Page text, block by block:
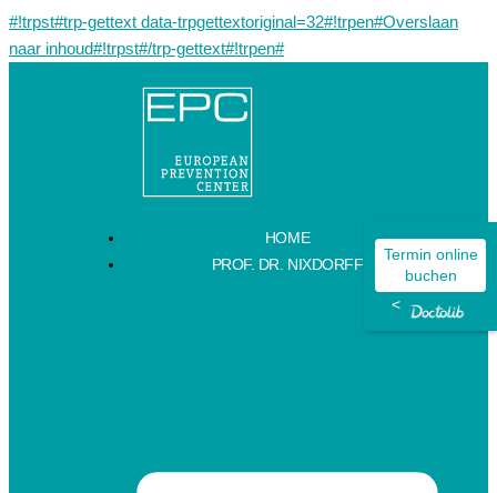
#!trpst#trp-gettext data-trpgettextoriginal=32#!trpen#Overslaan
naar inhoud#!trpst#/trp-gettext#!trpen#
HOME
PROF. DR. NIXDORFF
Termin online
buchen
<